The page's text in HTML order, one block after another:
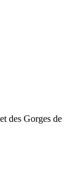
des Gorges de